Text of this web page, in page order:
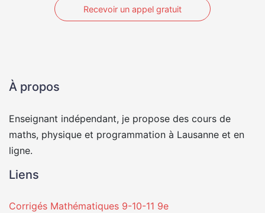
Recevoir un appel gratuit
À propos
Enseignant indépendant, je propose des cours de
maths, physique et programmation à Lausanne et en
ligne.
Liens
Corrigés Mathématiques 9-10-11 9e